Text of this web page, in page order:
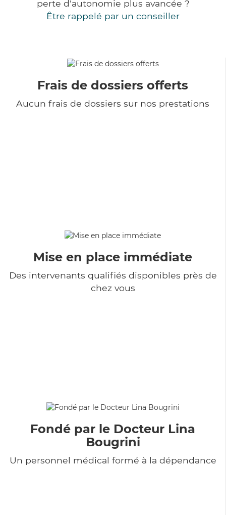
perte d'autonomie plus avancée ?
Être rappelé par un conseiller
Frais de dossiers offerts
Aucun frais de dossiers sur nos prestations
Mise en place immédiate
Des intervenants qualifiés disponibles près de
chez vous
Fondé par le Docteur Lina
Bougrini
Un personnel médical formé à la dépendance